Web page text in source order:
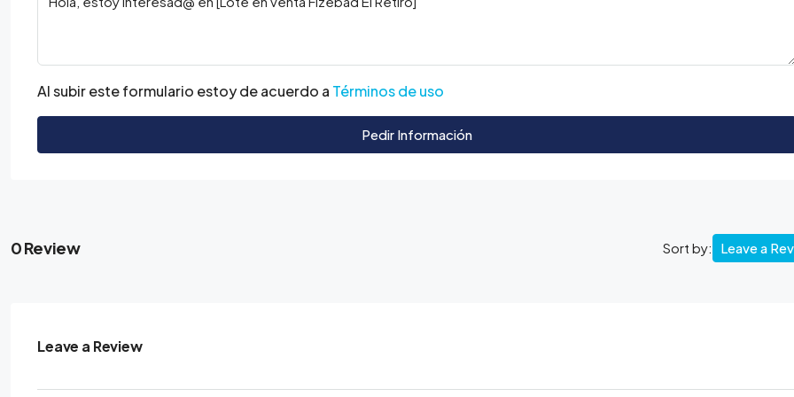
Al subir este formulario estoy de acuerdo a Términos de uso
Pedir Información
0 Review Sort by: Leave a
Leave a Review